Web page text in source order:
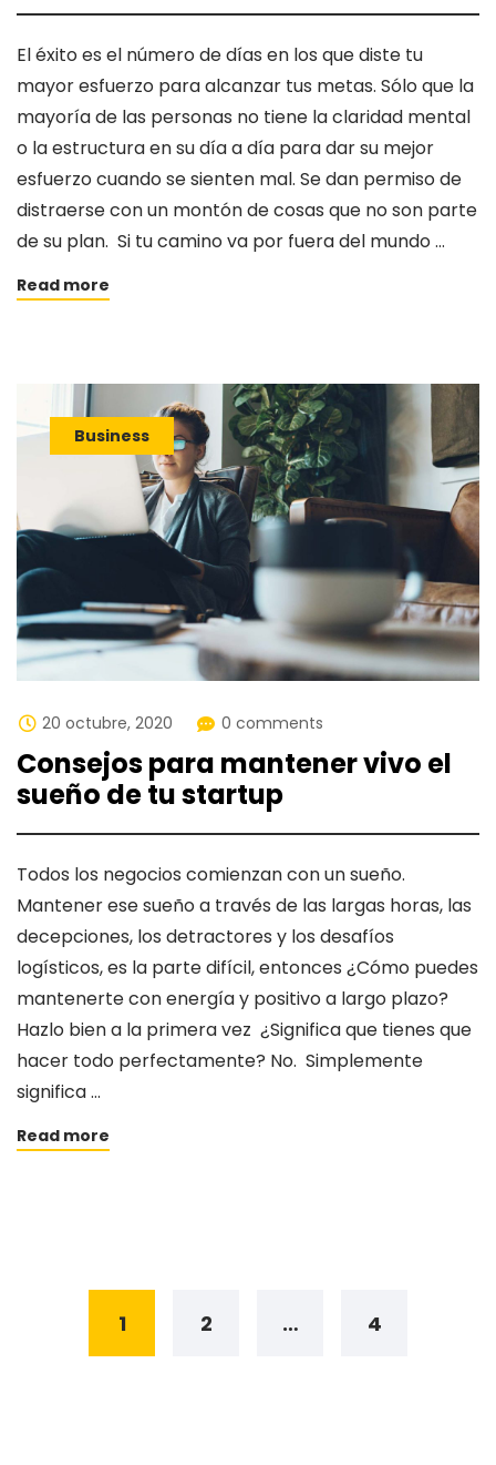
El éxito es el número de días en los que diste tu
mayor esfuerzo para alcanzar tus metas. Sólo que la
mayoría de las personas no tiene la claridad mental
o la estructura en su día a día para dar su mejor
esfuerzo cuando se sienten mal. Se dan permiso de
distraerse con un montón de cosas que no son parte
de su plan. Si tu camino va por fuera del mundo …
Read more
Business
20 octubre, 2020 0 comments
Consejos para mantener vivo el
sueño de tu startup
Todos los negocios comienzan con un sueño.
Mantener ese sueño a través de las largas horas, las
decepciones, los detractores y los desafíos
logísticos, es la parte difícil, entonces ¿Cómo puedes
mantenerte con energía y positivo a largo plazo?
Hazlo bien a la primera vez ¿Significa que tienes que
hacer todo perfectamente? No. Simplemente
significa …
Read more
Posts
navigation
1 2 … 4